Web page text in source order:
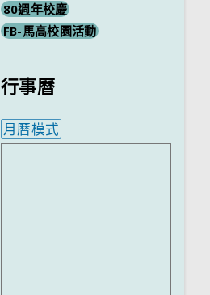
80週年校慶
FB-馬高校園活動
行事曆
月曆模式